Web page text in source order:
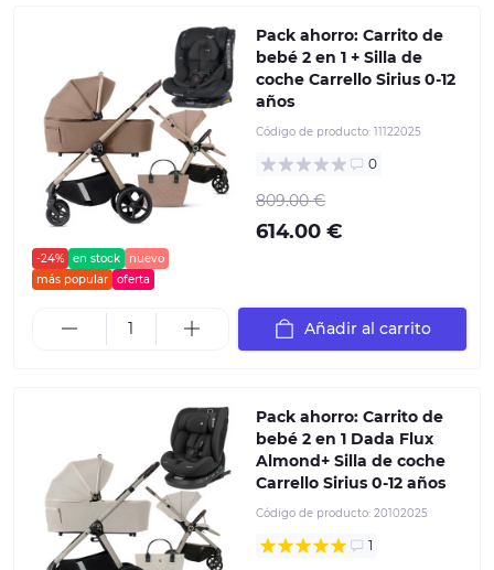
-24% en stock
nuevo
más popular
oferta
Pack ahorro: Carrito de
bebé 2 en 1 + Silla de
coche Carrello Sirius 0-12
años
Código de producto: 11122025
0
809.00 €
614.00 €
Añadir al carrito
Pack ahorro: Carrito de
bebé 2 en 1 Dada Flux
Almond+ Silla de coche
Carrello Sirius 0-12 años
Código de producto: 20102025
1